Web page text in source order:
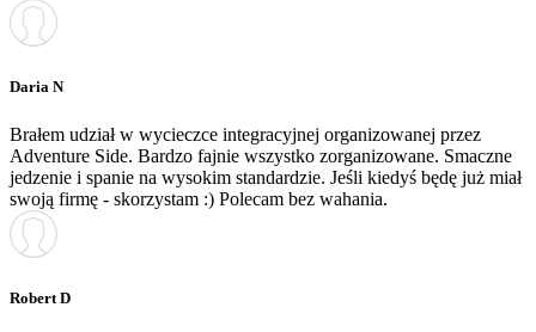
Daria N
Brałem udział w wycieczce integracyjnej organizowanej przez
Adventure Side. Bardzo fajnie wszystko zorganizowane. Smaczne
jedzenie i spanie na wysokim standardzie. Jeśli kiedyś będę już miał
swoją firmę - skorzystam :) Polecam bez wahania.
Robert D